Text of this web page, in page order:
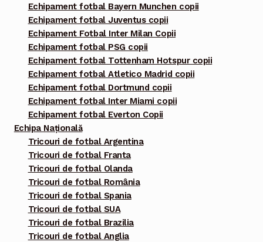
Echipament fotbal Bayern Munchen copii
Echipament fotbal Juventus copii
Echipament Fotbal Inter Milan Copii
Echipament fotbal PSG copii
Echipament fotbal Tottenham Hotspur copii
Echipament fotbal Atletico Madrid copii
Echipament fotbal Dortmund copii
Echipament fotbal Inter Miami copii
Echipament fotbal Everton Copii
Echipa Națională
Tricouri de fotbal Argentina
Tricouri de fotbal Franta
Tricouri de fotbal Olanda
Tricouri de fotbal România
Tricouri de fotbal Spania
Tricouri de fotbal SUA
Tricouri de fotbal Brazilia
Tricouri de fotbal Anglia